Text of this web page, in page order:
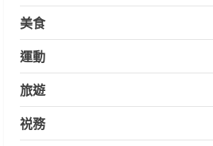
美食
運動
旅遊
祱務